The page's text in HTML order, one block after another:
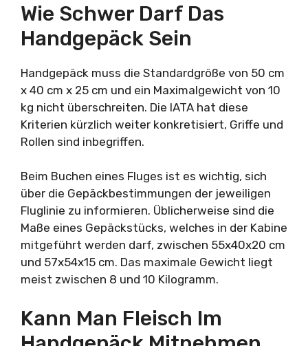
Wie Schwer Darf Das
Handgepäck Sein
Handgepäck muss die Standardgröße von 50 cm
x 40 cm x 25 cm und ein Maximalgewicht von 10
kg nicht überschreiten. Die IATA hat diese
Kriterien kürzlich weiter konkretisiert, Griffe und
Rollen sind inbegriffen.
Beim Buchen eines Fluges ist es wichtig, sich
über die Gepäckbestimmungen der jeweiligen
Fluglinie zu informieren. Üblicherweise sind die
Maße eines Gepäckstücks, welches in der Kabine
mitgeführt werden darf, zwischen 55x40x20 cm
und 57x54x15 cm. Das maximale Gewicht liegt
meist zwischen 8 und 10 Kilogramm.
Kann Man Fleisch Im